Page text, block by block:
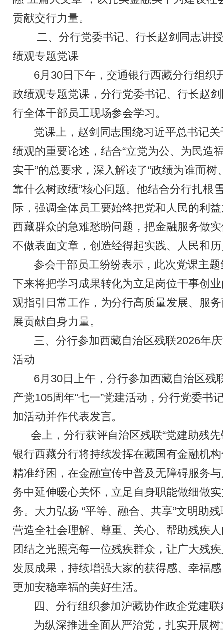
贡献交行力量。
二、分行党委书记、行长赵剑同志讲授
绩观专题党课
6月30日下午，交通银行西藏分行组织
政绩观专题党课，分行党委书记、行长赵
行全体干部员工现场参会学习。
党课上，赵剑同志围绕习近平总书记关
绩观的重要论述，结合“立党为公、为民造
实干”的总要求，深入解读了“政绩为谁而
靠什么树政绩”核心问题。他结合分行扎根
际，强调全体员工要始终把党和人民的利
西藏群众的急难愁盼问题，把金融服务做
不做表面文章，创造经得起实践、人民和
参会干部员工纷纷表示，此次党课主题
下来将把学习成果转化为立足岗位干事创
观指引日常工作，为分行高质量发展、服
展贡献自身力量。
三、分行参加西藏自治区残联2026年庆
活动
6月30日上午，分行参加西藏自治区残
产党105周年“七一”党建活动，分行党委书
加活动并作代表发言。
会上，分行获评自治区残联“党建助残先
银行西藏分行将持续发挥在藏国有金融机
精准纾困，在金融宣传中普及无障碍服务
务中延伸暖心关怀，立足自身职能做细做
务。大力弘扬 “平等、融合、共享”文明助
营造全社会理解、尊重、关心、帮助残疾
团结之光照亮每一位残疾群众，让广大残
发展成果，持续增强大家的获得感、幸福
更加安稳幸福的美好生活。
四、分行组织参加沪藏协作政企党建联
为纵深推进全面从严治党，扎实开展树